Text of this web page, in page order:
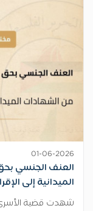
01-06-2026
العنف الجنسي
الميدانية إلى
شهدت قضية الأسرى